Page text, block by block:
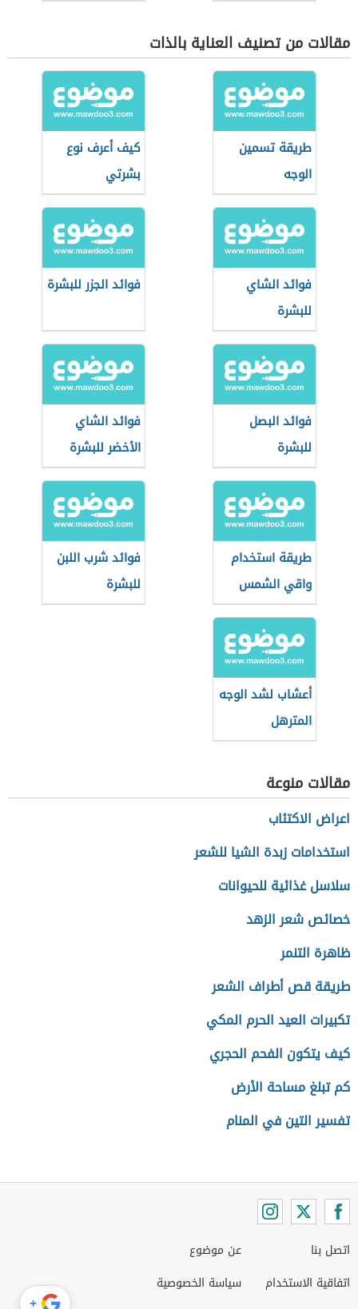
مقالات من تصنيف العناية بالذات
طريقة تسمين
الوجه
كيف أعرف نوع
بشرتي
فوائد الشاي
للبشرة
فوائد الجزر للبشرة
فوائد البصل
للبشرة
فوائد الشاي
الأخضر للبشرة
طريقة استخدام
واقي الشمس
فوائد شرب اللبن
للبشرة
أعشاب لشد الوجه
المترهل
مقالات منوعة
اعراض الاكتئاب
استخدامات زبدة الشيا للشعر
سلاسل غذائية للحيوانات
خصائص شعر الزهد
ظاهرة التنمر
طريقة قص أطراف الشعر
تكبيرات العيد الحرم المكي
كيف يتكون الفحم الحجري
كم تبلغ مساحة الأرض
تفسير التين في المنام
اتصل بنا
اتفاقية الاستخدام
عن موضوع
سياسة الخصوصية
+